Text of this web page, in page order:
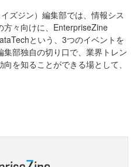
ズジン）編集部では、情報シス
方々向けに、EnterpriseZine
という、3つのイベントを
部独自の切り口で、業界トレン
を知ることができる場として、